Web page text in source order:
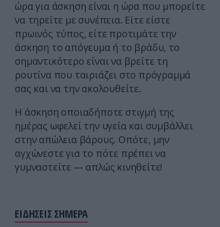
ώρα για άσκηση είναι η ώρα που μπορείτε
να τηρείτε με συνέπεια. Είτε είστε
πρωινός τύπος, είτε προτιμάτε την
άσκηση το απόγευμα ή το βράδυ, το
σημαντικότερο είναι να βρείτε τη
ρουτίνα που ταιριάζει στο πρόγραμμά
σας και να την ακολουθείτε.
Η άσκηση οποιαδήποτε στιγμή της
ημέρας ωφελεί την υγεία και συμβάλλει
στην απώλεια βάρους. Οπότε, μην
αγχώνεστε για το πότε πρέπει να
γυμναστείτε — απλώς κινηθείτε!
ΕΙΔΗΣΕΙΣ ΣΗΜΕΡΑ